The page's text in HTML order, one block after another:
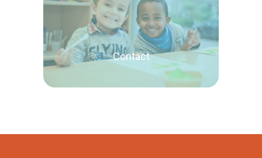
Lees verder
Contact